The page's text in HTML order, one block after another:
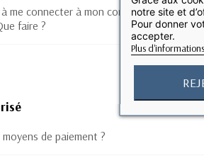
à me connecter à mon compte? Mon mot
faire ?
de paiement ?
notre site et
Pour donner
accepter.
Plus d'informations